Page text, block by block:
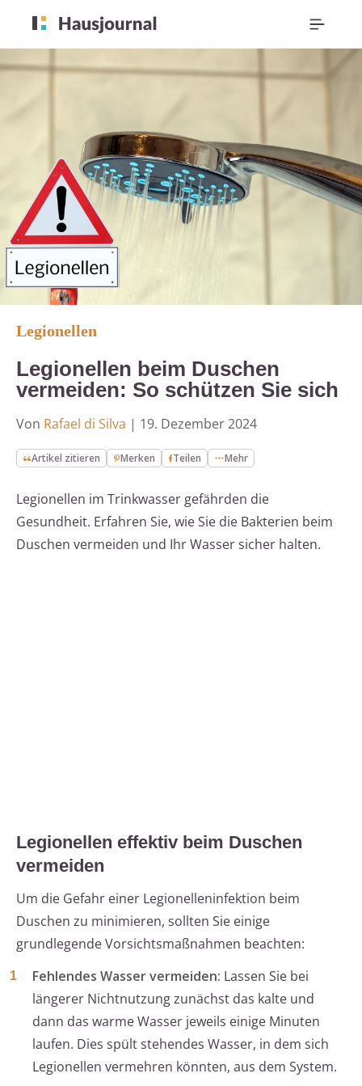
Legionellen
Legionellen beim Duschen
vermeiden: So schützen Sie sich
Von Rafael di Silva | 19. Dezember 2024
Artikel zitieren Merken Teilen Mehr
Legionellen im Trinkwasser gefährden die
Gesundheit. Erfahren Sie, wie Sie die Bakterien beim
Duschen vermeiden und Ihr Wasser sicher halten.
Legionellen effektiv beim Duschen
vermeiden
Um die Gefahr einer Legionelleninfektion beim
Duschen zu minimieren, sollten Sie einige
grundlegende Vorsichtsmaßnahmen beachten:
Fehlendes Wasser vermeiden: Lassen Sie bei
längerer Nichtnutzung zunächst das kalte und
dann das warme Wasser jeweils einige Minuten
laufen. Dies spült stehendes Wasser, in dem sich
Legionellen vermehren könnten, aus dem System.